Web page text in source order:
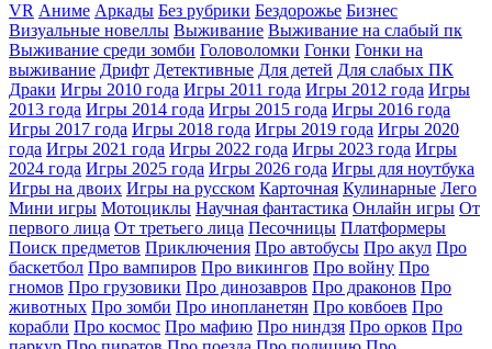
VR Аниме Аркады Без рубрики Бездорожье Бизнес
Визуальные новеллы Выживание Выживание на слабый пк
Выживание среди зомби Головоломки Гонки Гонки на
выживание Дрифт Детективные Для детей Для слабых ПК
Драки Игры 2010 года Игры 2011 года Игры 2012 года Игры
2013 года Игры 2014 года Игры 2015 года Игры 2016 года
Игры 2017 года Игры 2018 года Игры 2019 года Игры 2020
года Игры 2021 года Игры 2022 года Игры 2023 года Игры
2024 года Игры 2025 года Игры 2026 года Игры для ноутбука
Игры на двоих Игры на русском Карточная Кулинарные Лего
Мини игры Мотоциклы Научная фантастика Онлайн игры От
первого лица От третьего лица Песочницы Платформеры
Поиск предметов Приключения Про автобусы Про акул Про
баскетбол Про вампиров Про викингов Про войну Про
гномов Про грузовики Про динозавров Про драконов Про
животных Про зомби Про инопланетян Про ковбоев Про
корабли Про космос Про мафию Про ниндзя Про орков Про